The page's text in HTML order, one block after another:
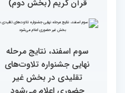
متسابقین چهلمین دوره
مسابقات بین المللی قرآن
کریم از باغ موزه دفاع
مقدس(بخش اول)